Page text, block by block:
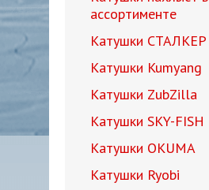
ассортименте
Катушки СТАЛКЕР
Катушки Kumyang
Катушки ZubZilla
Катушки SKY-FISH
Катушки OKUMA
Катушки Ryobi